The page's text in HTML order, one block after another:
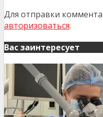
Для отправки
авторизоваться.
Вас заинтересует